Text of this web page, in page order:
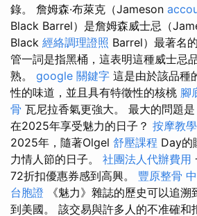
錄。 詹姆森·布萊克（Jameson
Black Barrel）是詹姆森威士忌（
Black 經絡調理證照 Barrel）最著名
管一詞是指黑桶，這表明這種威士忌
熟。 google 關鍵字 這是由於該品種
性的味道，並且具有特徵性的核桃 腳
骨 瓦尼拉香氣更強大。 最大的問題
在2025年享受魅力的日子？ 按摩教學
2025年，隨著Olgel 舒壓課程 Day的
力情人節的日子。 社團法人代辦費用
72折扣優惠券感到高興。 豐原整骨
台胞證 《魅力》雜誌的歷史可以追
到美國。 該交易與許多人的不准確和